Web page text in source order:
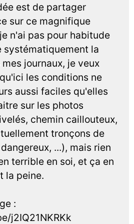
est de partager
sur ce magnifique
n'ai pas pour habitude
systématiquement la
journaux, je veux
les conditions ne
aussi faciles qu'elles
sur les photos
chemin caillouteux,
tronçons de
...), mais rien
terrible en soi, et ça en
la peine.
:
j2IQ21NKRKk